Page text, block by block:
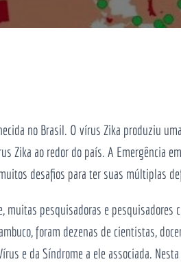
no Brasil. O vírus Zika produziu
Zika ao redor do país. A Emergência
desafios para ter suas múltiplas
pesquisadoras e
foram dezenas de cientistas,
e da Síndrome a ele associada.